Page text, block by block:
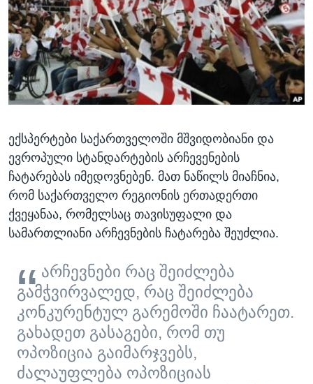
ᲡᲢᲣᲓᲘᲐ ᲕᲐᲨᲘᲜᲒᲢᲝᲜᲘ
ᲔᲙᲝᲜᲝᲛᲘᲙᲐ
ᲯᲐᲜᲛᲠᲗᲔᲚᲝᲑᲐ
ᲛᲔᲪᲜᲘᲔᲠᲔᲑᲐ
ᲘᲜᲢᲔᲠᲕᲘᲣ
ᲒᲐᲚᲘᲚᲔᲝ
ᲓᲔᲖᲘᲜᲤᲝᲠᲛᲐᲪᲘᲐ
Learning English
ᲗᲕᲐᲚᲘ ᲒᲕᲐᲓᲔᲕᲜᲔᲗ
ექსპერტები საქართველოში მშვიდობიანი და
ევროპული სტანდარტების არჩევენების
ჩატარებას იმედოვნებენ. მათ ნაწილს მიაჩნია,
რომ საქართველო რეგიონის ერთადერთი
ქვეყანაა, რომელსაც თავისუფალი და
სამართლიანი არჩევნების ჩატარება შეუძლია.
არჩევნები რაც შეიძლება
გამჭვირვალედ, რაც შეიძლება
კონკურენტულ გარემოში ჩაატარეთ.
გახადეთ გასაგები, რომ თუ
ოპოზიცია გაიმარჯვებს,
ძალაუფლება ოპოზიციას